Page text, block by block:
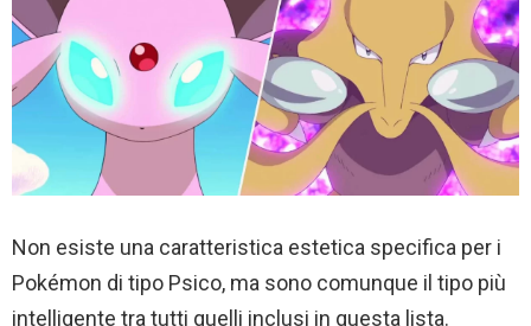
Non esiste una caratteristica estetica specifica per i
Pokémon di tipo Psico, ma sono comunque il tipo più
intelligente tra tutti quelli inclusi in questa lista.